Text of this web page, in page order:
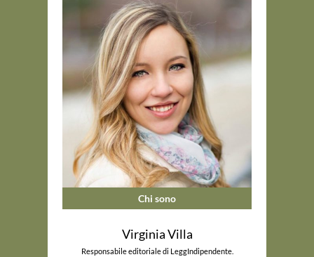
Chi sono
Virginia Villa
Responsabile editoriale di LeggIndipendente.